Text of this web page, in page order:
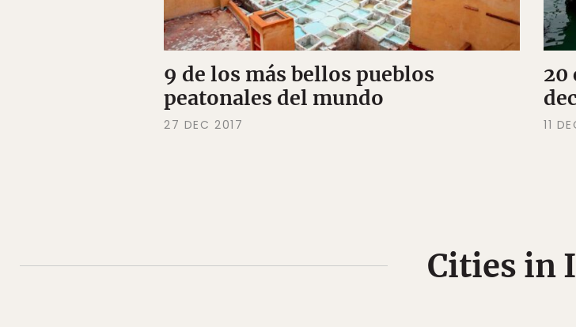
9 de los más bellos pueblos
peatonales del mundo
27 DEC 2017
20
11
Cities in